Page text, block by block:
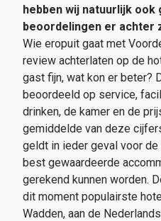
hebben wij natuurlijk
beoordelingen er achter
Wie eropuit gaat met
review achterlaten op de
gast fijn, wat kon er beter?
beoordeeld op service,
drinken, de kamer en de
gemiddelde van deze
geldt in ieder geval voor
best gewaardeerde
gerekend kunnen worden.
dit moment populairste
Wadden, aan de